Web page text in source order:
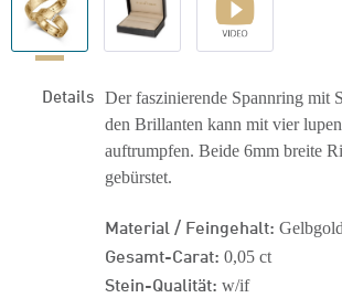
Details Der faszinierende Spannring mit
den Brillanten kann mit vier
auftrumpfen. Beide 6mm breite
gebürstet.
Material / Feingehalt:
Gesamt-Carat: 0,05 ct
Stein-Qualität: w/if